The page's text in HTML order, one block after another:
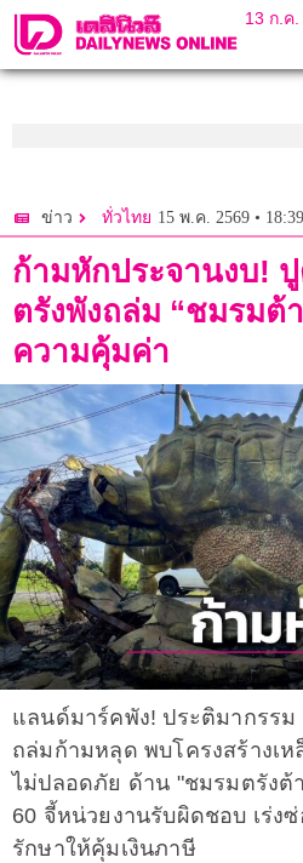
13 ก.ค
ข่าว ทั่วไทย 15 พ.ค. 2569 •
ก้ามหักประจานงบ!
ตรังพังถล่ม “ชมรมต้
ความคุ้มค่า
แลนด์มาร์คพัง! ประติมากรร
ถล่มก้ามหลุด พบโครงสร้างเ
ไม่ปลอดภัย ด้าน "ชมรมตรังต้
60 จี้หน่วยงานรับผิดชอบ เร่ง
รักษาให้คุ้มเงินภาษี